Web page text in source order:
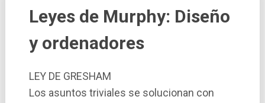
Leyes de Murphy: Diseño
y ordenadores
LEY DE GRESHAM
Los asuntos triviales se solucionan con